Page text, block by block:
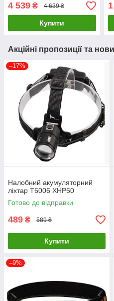
4 539 ₴ 4 639 ₴
Купити
Акційні пропозиції та
–17%
Налобний акумуляторний
ліхтар T6006 XHP50
Готово до відправки
489 ₴ 589 ₴
Купити
–9%